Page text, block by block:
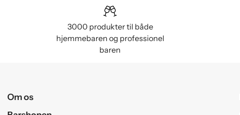
3000 produkter til både
hjemmebaren og professionel
baren
Om os